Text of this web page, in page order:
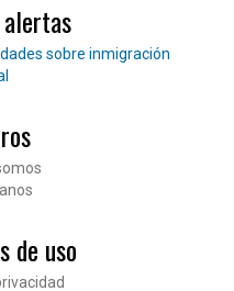
de página
sobre inmigración
de uso